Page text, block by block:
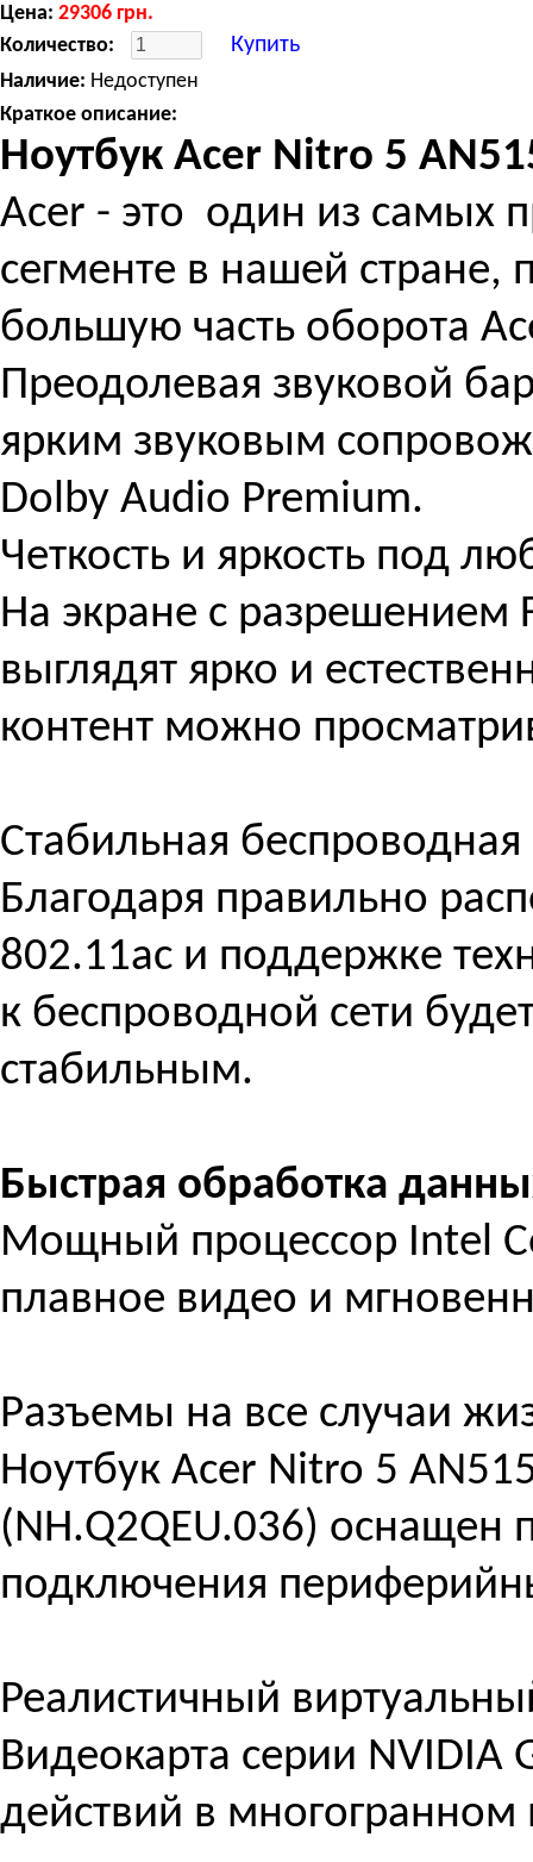
Цена: 29306 грн.
Количество:
Купить
Наличие: Недоступен
Краткое описание:
Ноутбук Acer Nitro 5
Acer - это один из самых
сегменте в нашей стране,
большую часть оборота
Преодолевая звуковой
ярким звуковым
Dolby Audio Premium.
Четкость и яркость под
На экране с разрешением
выглядят ярко и
контент можно
Стабильная беспроводная
Благодаря правильно
802.11ac и поддержке
к беспроводной сети
стабильным.
Быстрая обработка
Мощный процессор Intel
плавное видео и
Разъемы на все случаи
Ноутбук Acer Nitro 5
(NH.Q2QEU.036)
подключения
Реалистичный
Видеокарта серии NVIDIA
действий в